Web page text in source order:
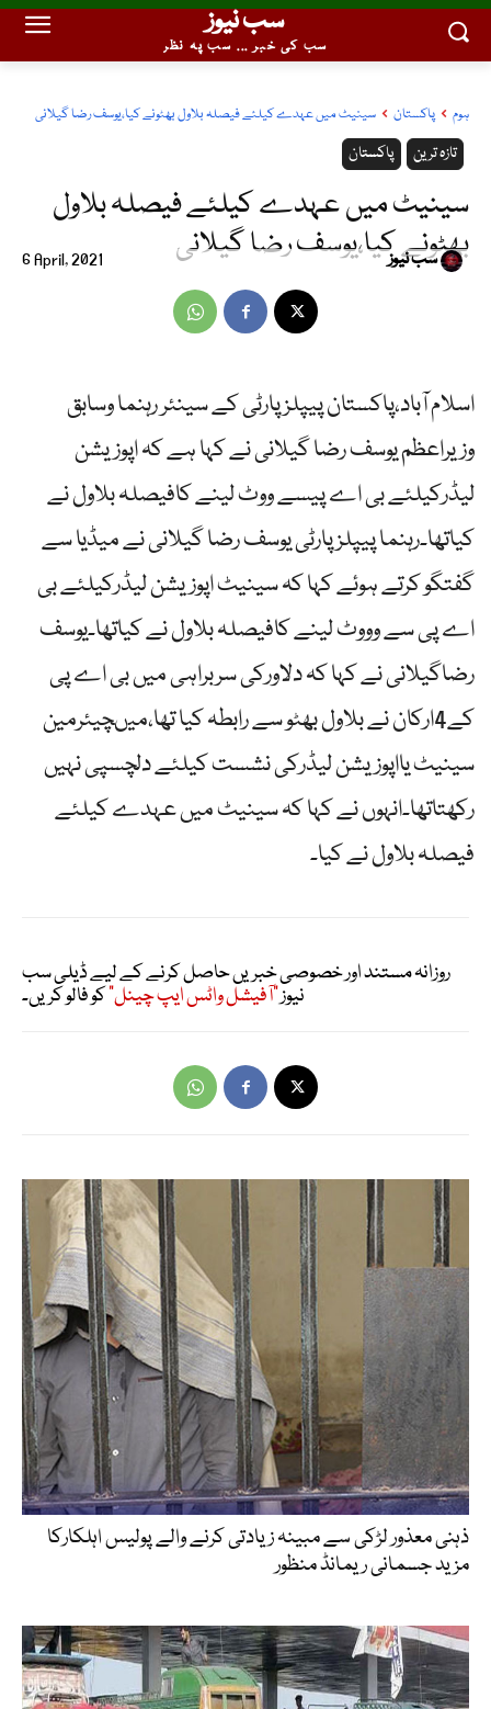
سب نیوز
سب کی خبر ... سب پہ نظر
ہوم پاکستان سینیٹ میں عہدے کیلئے فیصلہ بلاول بھٹونے کیا،یوسف رضا گیلانی
پاکستان تازہ ترین
سینیٹ میں عہدے کیلئے فیصلہ بلاول
بھٹونے کیا،یوسف رضا گیلانی
6 April, 2021 سب نیوز
اسلام آباد،پاکستان پیپلزپارٹی کے سینئر رہنما وسابق
وزیراعظم یوسف رضا گیلانی نے کہا ہے کہ اپوزیشن
لیڈرکیلئے بی اے پیسے ووٹ لینے کافیصلہ بلاول نے
کیاتھا۔رہنما پیپلز پارٹی یوسف رضا گیلانی نے میڈیا سے
گفتگو کرتے ہوئے کہا کہ سینیٹ اپوزیشن لیڈرکیلئے بی
اے پی سے وووٹ لینے کافیصلہ بلاول نے کیاتھا۔یوسف
رضاگیلانی نے کہا کہ دلاورکی سربراہی میں بی اے پی
کے4ارکان نے بلاول بھٹو سے رابطہ کیا تھا،میںچیئرمین
سینیٹ یااپوزیشن لیڈرکی نشست کیلئے دلچسپی نہیں
رکھتاتھا۔انہوں نے کہا کہ سینیٹ میں عہدے کیلئے
فیصلہ بلاول نے کیا۔
روزانہ مستند اور خصوصی خبریں حاصل کرنے کے لیے ڈیلی سب
نیوز"آفیشل واٹس ایپ چینل"کو فالو کریں۔
ذہنی معذور لڑکی سے مبینہ زیادتی کرنے والے پولیس اہلکارکا
مزید جسمانی ریمانڈ منظور